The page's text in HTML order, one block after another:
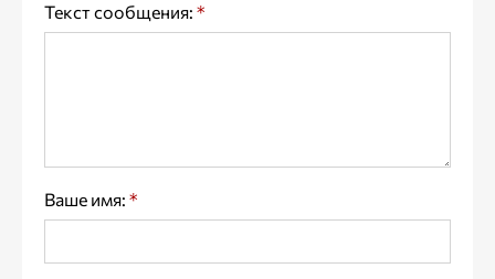
Текст сообщения: *
Ваше имя: *